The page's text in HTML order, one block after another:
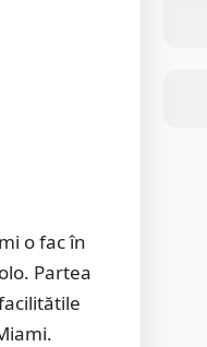
o fac în
Partea